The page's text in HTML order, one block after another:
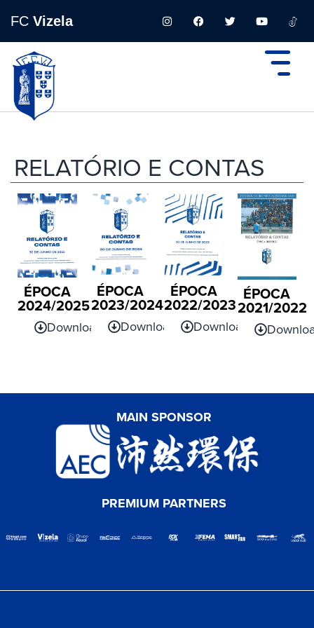
FC Vizela
RELATÓRIO E CONTAS
ÉPOCA
2024/2025
Download
ÉPOCA
2023/2024
Download
ÉPOCA
2022/2023
Download
ÉPOCA
2021/2022
MAIN SPONSOR
PREMIUM PARTNERS